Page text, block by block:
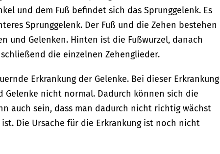
und dem Fuß befindet sich das Sprunggelenk. Es
Sprunggelenk. Der Fuß und die Zehen bestehen
und Gelenken. Hinten ist die Fußwurzel, danach
die einzelnen Zehenglieder.
Erkrankung der Gelenke. Bei dieser Erkrankung
Gelenke nicht normal. Dadurch können sich die
auch sein, dass man dadurch nicht richtig wächst
Die Ursache für die Erkrankung ist noch nicht